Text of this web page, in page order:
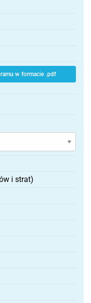
w formacie .pdf
i strat)